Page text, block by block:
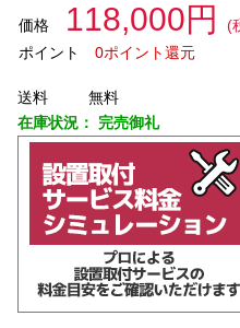
価格 118,000円
(
ポイント
0ポイント還元
送料
無料
在庫状況： 完売御礼